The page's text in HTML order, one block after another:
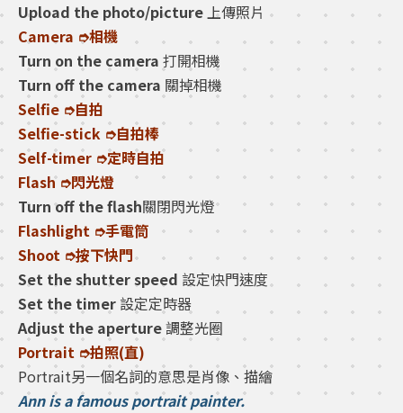
Upload the photo/picture上傳照片
Camera ➮相機
Turn on the camera 打開相機
Turn off the camera 關掉相機
Selfie ➮自拍
Selfie-stick ➮自拍棒
Self-timer ➮定時自拍
Flash ➮閃光燈
Turn off the flash關閉閃光燈
Flashlight ➮手電筒
Shoot ➮按下快門
Set the shutter speed 設定快門速度
Set the timer 設定定時器
Adjust the aperture調整光圈
Portrait ➮拍照(直)
Portrait另一個名詞的意思是肖像、描繪
Ann is a famous portrait painter.